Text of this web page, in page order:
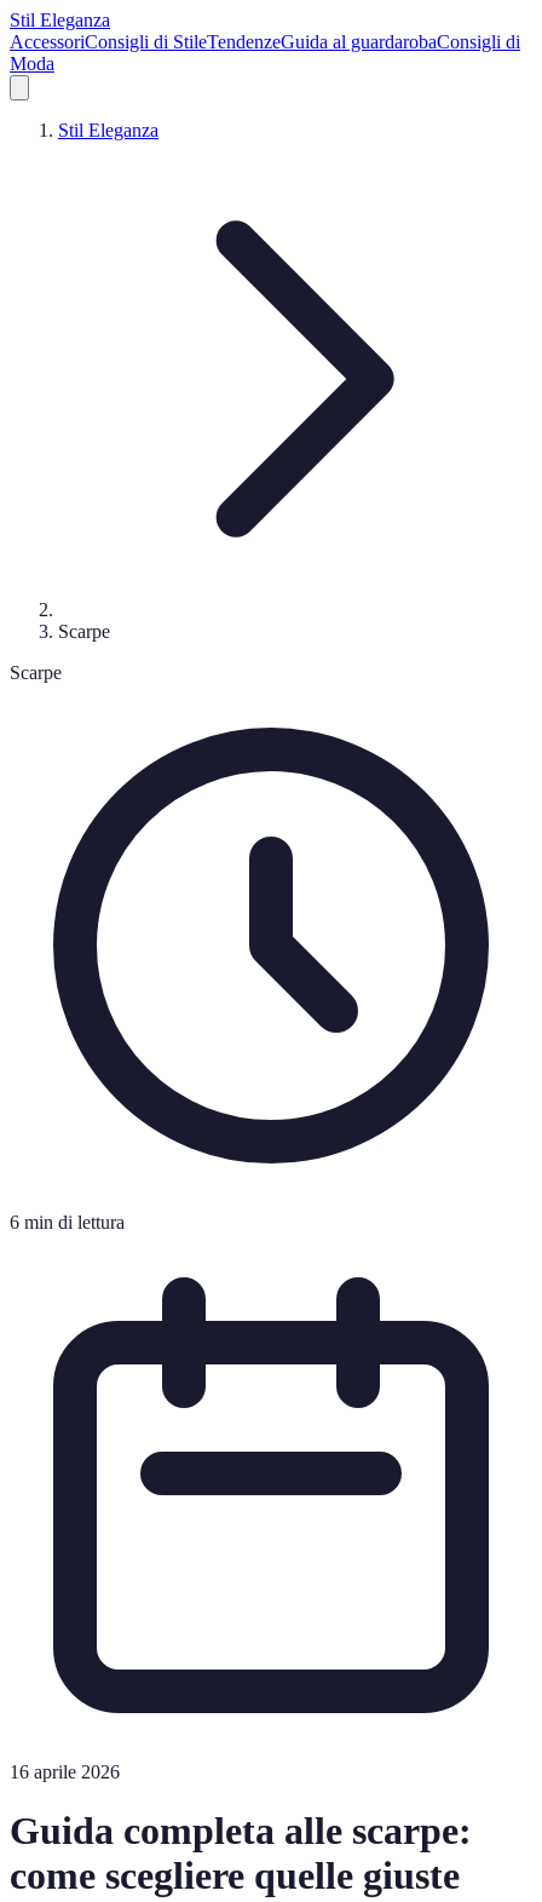
Stil Eleganza
AccessoriConsigli di StileTendenzeGuida al guardarobaConsigli di
Moda
Stil Eleganza
Scarpe
Scarpe
6 min di lettura
16 aprile 2026
Guida completa alle scarpe:
come scegliere quelle giuste